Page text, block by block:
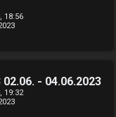
18:56
- 04.06.2023
19:32